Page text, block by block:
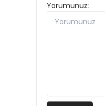
Yorumunuz: